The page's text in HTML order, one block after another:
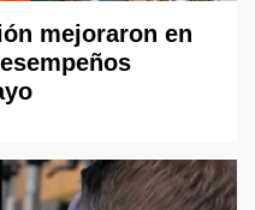
mejoraron en